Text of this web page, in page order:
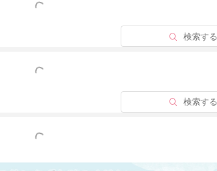
し少な目くらいで考えていただいて大丈夫です。
もっと見る
検索する
もっと見る
検索する
もっと見る